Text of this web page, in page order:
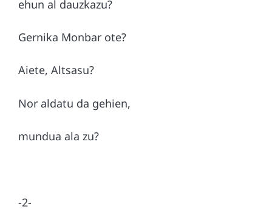
ehun al dauzkazu?
Gernika Monbar ote?
Aiete, Altsasu?
Nor aldatu da gehien,
mundua ala zu?
-2-